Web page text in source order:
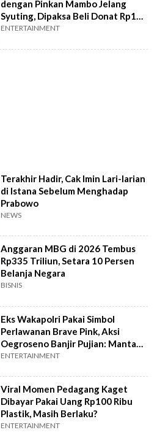
dengan Pinkan Mambo Jelang
Syuting, Dipaksa Beli Donat Rp1
Juta
ENTERTAINMENT
Terakhir Hadir, Cak Imin Lari-larian
di Istana Sebelum Menghadap
Prabowo
NEWS
Anggaran MBG di 2026 Tembus
Rp335 Triliun, Setara 10 Persen
Belanja Negara
BISNIS
Eks Wakapolri Pakai Simbol
Perlawanan Brave Pink, Aksi
Oegroseno Banjir Pujian: Mantab
Jenderal!
ENTERTAINMENT
Viral Momen Pedagang Kaget
Dibayar Pakai Uang Rp100 Ribu
Plastik, Masih Berlaku?
ENTERTAINMENT